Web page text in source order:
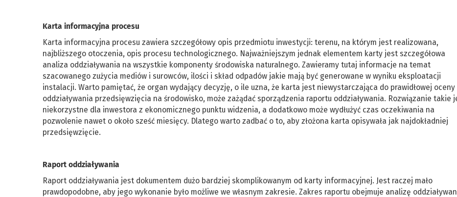
Karta informacyjna procesu
Karta informacyjna procesu zawiera szczegółowy opis przedmiotu inwestycji: terenu, na którym jest realizowana,
najbliższego otoczenia, opis procesu technologicznego. Najważniejszym jednak elementem karty jest szczegółowa
analiza oddziaływania na wszystkie komponenty środowiska naturalnego. Zawieramy tutaj informacje na temat
szacowanego zużycia mediów i surowców, ilości i skład odpadów jakie mają być generowane w wyniku eksploatacji
instalacji. Warto pamiętać, że organ wydający decyzję, o ile uzna, że karta jest niewystarczająca do prawidłowej oceny
oddziaływania przedsięwzięcia na środowisko, może zażądać sporządzenia raportu oddziaływania. Rozwiązanie takie
niekorzystne dla inwestora z ekonomicznego punktu widzenia, a dodatkowo może wydłużyć czas oczekiwania na
pozwolenie nawet o około sześć miesięcy. Dlatego warto zadbać o to, aby złożona karta opisywała jak najdokładniej
przedsięwzięcie.
Raport oddziaływania
Raport oddziaływania jest dokumentem dużo bardziej skomplikowanym od karty informacyjnej. Jest raczej mało
prawdopodobne, aby jego wykonanie było możliwe we własnym zakresie. Zakres raportu obejmuje analizę